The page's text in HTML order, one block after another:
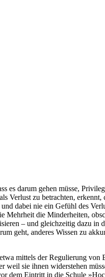
darum gehen müsse,
zu betrachten,
dabei nie ein Gefühl des
die Minderheiten,
– und gleichzeitig dazu in
geht, anderes Wissen zu
mittels der Regulierung
sie ihnen widerstehen
Eintritt in die Schule